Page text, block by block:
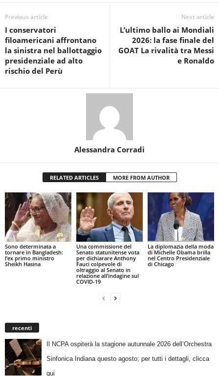
Previous article
I conservatori
filoamericani affrontano
la sinistra nel ballottaggio
presidenziale ad alto
rischio del Perù
Next article
L’ultimo ballo ai Mondiali
2026: la fase finale del
GOAT La rivalità tra Messi
e Ronaldo
Alessandra Corradi
RELATED ARTICLES MORE FROM AUTHOR
Sono determinata a
tornare in Bangladesh:
l’ex primo ministro
Sheikh Hasina
Una commissione del
Senato statunitense vota
per dichiarare Anthony
Fauci colpevole di
oltraggio al Senato in
relazione all’indagine sul
COVID-19
La diplomazia della moda
di Michelle Obama brilla
nel Centro Presidenziale
di Chicago
recenti
Il NCPA ospiterà la stagione autunnale 2026 dell’Orchestra
Sinfonica Indiana questo agosto; per tutti i dettagli, clicca
qui